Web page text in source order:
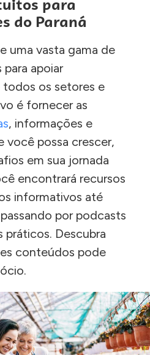
para
do Paraná
uma vasta gama de
apoiar
os setores e
é fornecer as
, informações e
você possa crescer,
em sua jornada
encontrará recursos
informativos até
por podcasts
práticos. Descubra
conteúdos pode